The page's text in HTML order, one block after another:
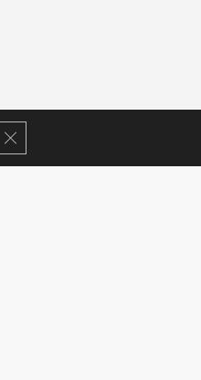
Cerrar el banner de cookies RGPD